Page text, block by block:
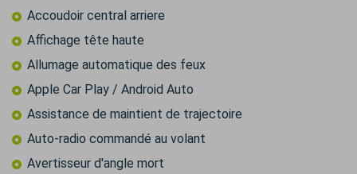
Accoudoir central arriere
Affichage tête haute
Allumage automatique des feux
Apple Car Play / Android Auto
Assistance de maintient de trajectoire
Auto-radio commandé au volant
Avertisseur d'angle mort